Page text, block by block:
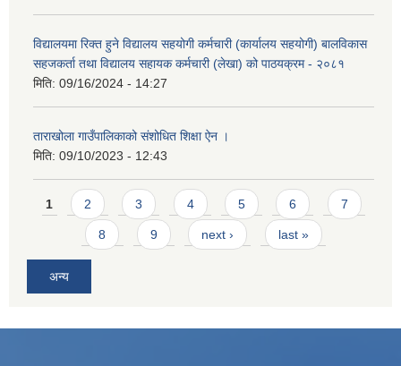
विद्यालयमा रिक्त हुने विद्यालय सहयोगी कर्मचारी (कार्यालय सहयोगी) बालविकास
सहजकर्ता तथा विद्यालय सहायक कर्मचारी (लेखा) को पाठयक्रम - २०८१
मिति: 09/16/2024 - 14:27
ताराखोला गाउँपालिकाको संशोधित शिक्षा ऐन ।
मिति: 09/10/2023 - 12:43
Pages
1 2 3 4 5 6 7
8 9 next › last »
अन्य